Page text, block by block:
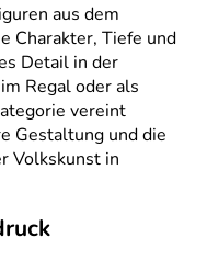
aus dem
Charakter, Tiefe und
Detail in der
Regal oder als
vereint
Gestaltung und die
Volkskunst in